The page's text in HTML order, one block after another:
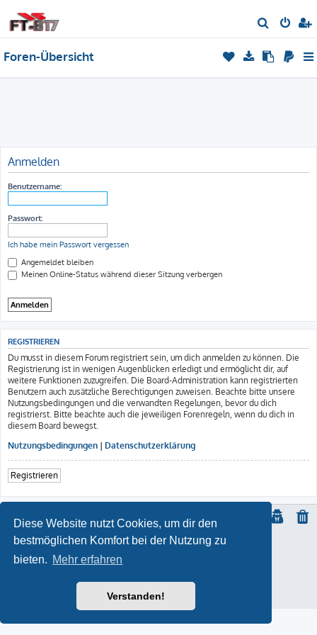
Diese Website nutzt Cookies, um dir den
bestmöglichen Komfort bei der Nutzung zu
bieten. Mehr erfahren
Verstanden!
u
c
Foren-Übersicht
Anmelden
Benutzername:
Passwort:
Ich habe mein Passwort vergessen
Angemeldet bleiben
Meinen Online-Status während dieser Sitzung verbergen
REGISTRIEREN
Du musst in diesem Forum registriert sein, um dich anmelden zu können. Die
Registrierung ist in wenigen Augenblicken erledigt und ermöglicht dir, auf
weitere Funktionen zuzugreifen. Die Board-Administration kann registrierten
Benutzern auch zusätzliche Berechtigungen zuweisen. Beachte bitte unsere
Nutzungsbedingungen und die verwandten Regelungen, bevor du dich
registrierst. Bitte beachte auch die jeweiligen Forenregeln, wenn du dich in
diesem Board bewegst.
Nutzungsbedingungen | Datenschutzerklärung
Registrieren
© Copyright2021 | ft-817.com | DO7PSL | ALL RIGHTS RESERVED
ProLight Style by
Datenschutz|Nutzungsbedingungen